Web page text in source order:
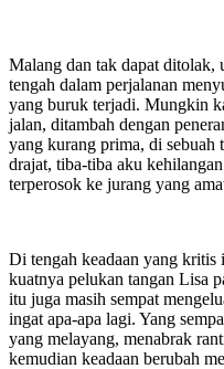
Malang dan tak dapat ditolak,
tengah dalam perjalanan
yang buruk terjadi. Mungkin
jalan, ditambah dengan
yang kurang prima, di sebuah
drajat, tiba-tiba aku
terperosok ke jurang yang
Di tengah keadaan yang kritis
kuatnya pelukan tangan Lisa
itu juga masih sempat
ingat apa-apa lagi. Yang
yang melayang, menabrak
kemudian keadaan berubah